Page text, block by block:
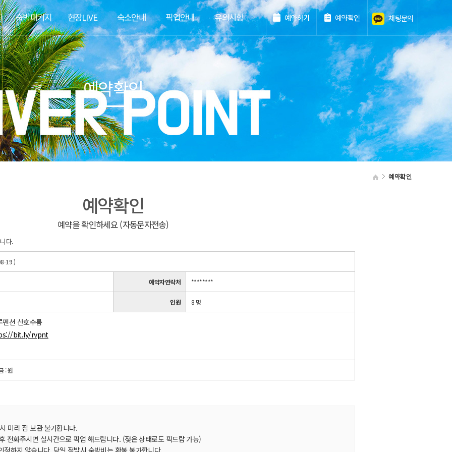
숙박패키지 현장LIVE 숙소안내 픽업안내 유의사항 예약하기 예약확인 채팅문의
예약확인
예약확인
예약확인
예약을 확인하세요 (자동문자전송)
다.
19 )
예약자연락처 ********
인원 8 명
펜션 산호수룸
bit.ly/rvpnt
: 원
미리 짐 보관 불가합니다.
전화주시면 실시간으로 픽업 해드립니다. (젖은 상태로도 픽드랍 가능)
하지 않습니다. 당일 적발시 숙박비는 환불 불가합니다.